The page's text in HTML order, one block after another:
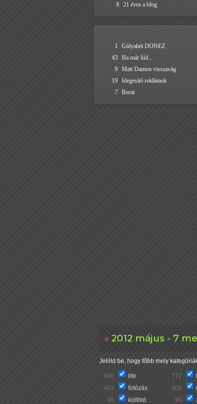
2012 május - 7
Jelöld be, hogy főbb mely
940 life 772
403
fotózás 305
90
külföld 90
8 21 éves a blog
1
Gólyahét DONEZ
43 Ha már lúd...
9 Matt Damon visszavág
19 Idegesítő reklámok
7 Borat